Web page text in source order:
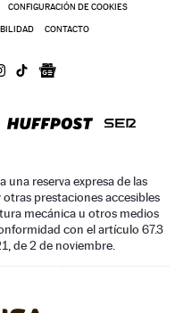
CONFIGURACIÓN DE COOKIES
CONTACTO
una reserva expresa de las
prestaciones accesibles
mecánica u otros medios
con el artículo 67.3
de 2 de noviembre.